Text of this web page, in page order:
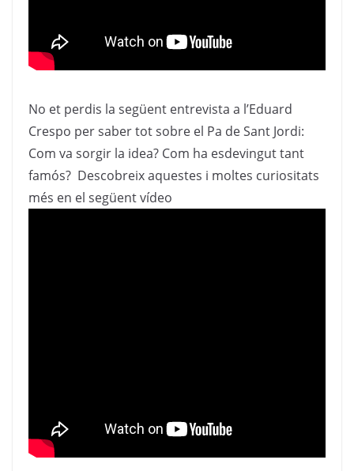
No et perdis la següent entrevista a l’Eduard
Crespo per saber tot sobre el Pa de Sant Jordi:
Com va sorgir la idea? Com ha esdevingut tant
famós? Descobreix aquestes i moltes curiositats
més en el següent vídeo